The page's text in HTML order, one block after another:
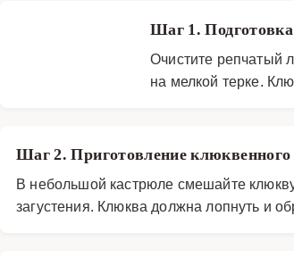
Шаг 1. Подготовка
Очистите репчатый
на мелкой терке.
Шаг 2. Приготовление клюквенного
В небольшой кастрюле смешайте
загустения. Клюква должна лопнуть и